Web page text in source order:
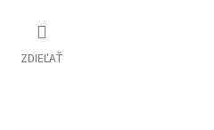
ZDIEĽAŤ